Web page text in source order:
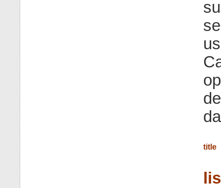
title